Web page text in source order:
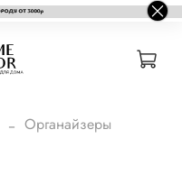
Органайзеры